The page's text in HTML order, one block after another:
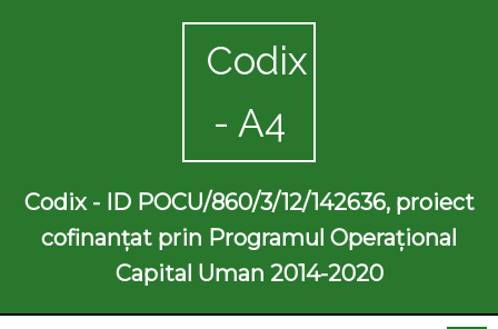
Codix
- A4
Codix - ID POCU/860/3/12/142636, proiect
cofinanțat prin Programul Operațional
Capital Uman 2014-2020